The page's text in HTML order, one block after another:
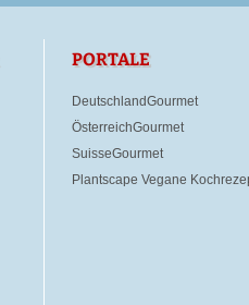
PORTALE
DeutschlandGourmet
ÖsterreichGourmet
SuisseGourmet
Plantscape Vegane